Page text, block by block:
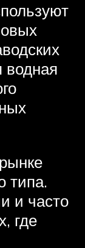
водная
типа.
и часто
где